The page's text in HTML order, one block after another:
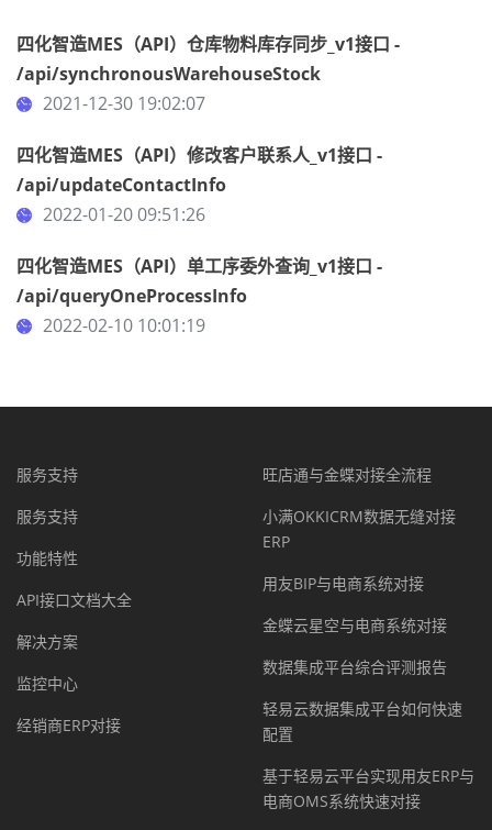
四化智造MES（API）仓库物料库存同步_v1接口 -
/api/synchronousWarehouseStock
2021-12-30 19:02:07
四化智造MES（API）修改客户联系人_v1接口 -
/api/updateContactInfo
2022-01-20 09:51:26
四化智造MES（API）单工序委外查询_v1接口 -
/api/queryOneProcessInfo
2022-02-10 10:01:19
服务支持
服务支持
功能特性
API接口文档大全
解决方案
监控中心
经销商ERP对接
旺店通与金蝶对接全流程
小满OKKICRM数据无缝对接
ERP
用友BIP与电商系统对接
金蝶云星空与电商系统对接
数据集成平台综合评测报告
轻易云数据集成平台如何快速
配置
基于轻易云平台实现用友ERP与
电商OMS系统快速对接